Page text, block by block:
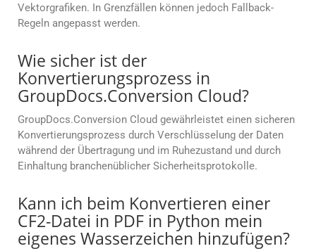
Vektorgrafiken. In Grenzfällen können jedoch Fallback-
Regeln angepasst werden.
Wie sicher ist der
Konvertierungsprozess in
GroupDocs.Conversion Cloud?
GroupDocs.Conversion Cloud gewährleistet einen sicheren
Konvertierungsprozess durch Verschlüsselung der Daten
während der Übertragung und im Ruhezustand und durch
Einhaltung branchenüblicher Sicherheitsprotokolle.
Kann ich beim Konvertieren einer
CF2-Datei in PDF in Python mein
eigenes Wasserzeichen hinzufügen?